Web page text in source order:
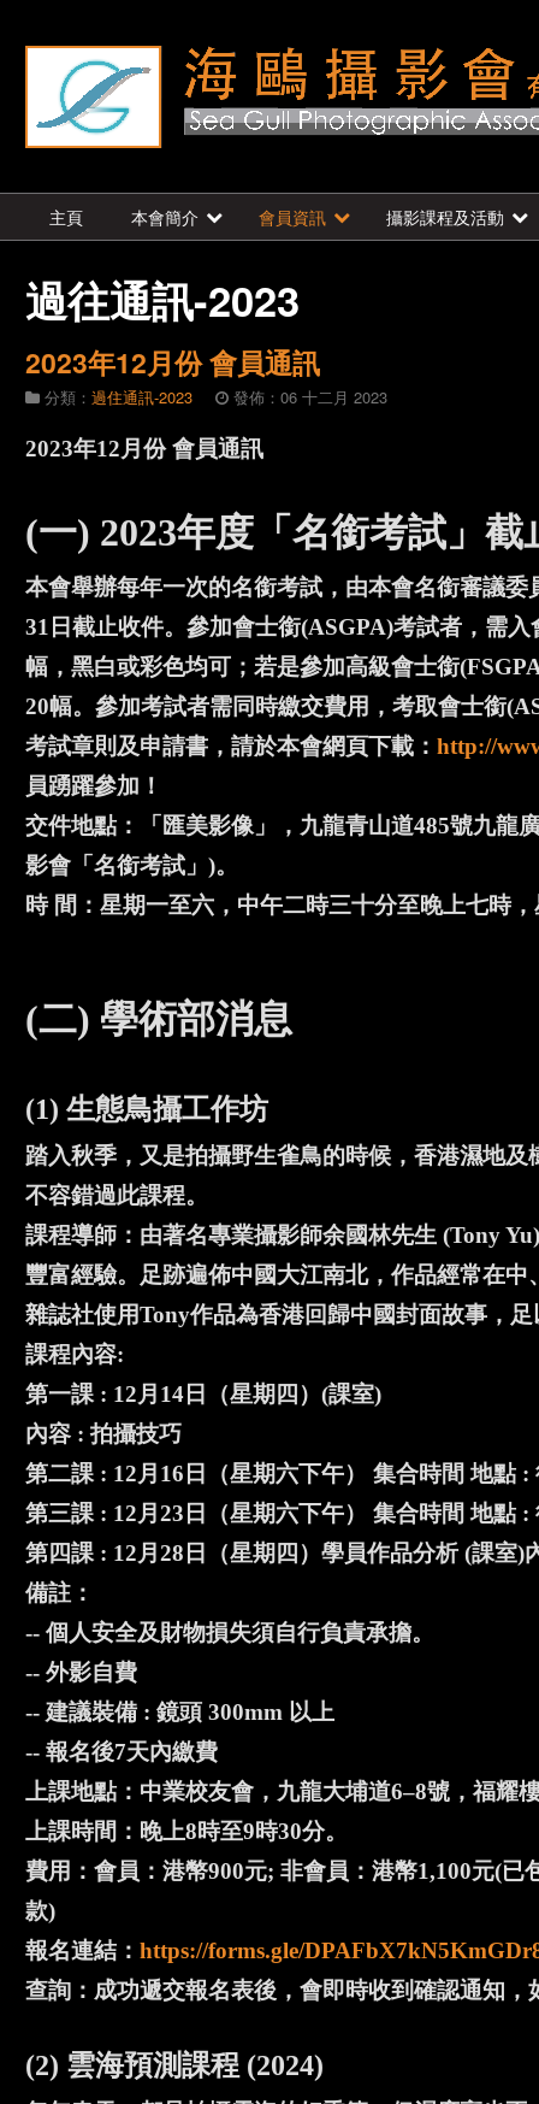
主頁 本會簡介 會員資訊 攝影課程及活動
過往通訊-2023
2023年12月份 會員通訊
分類： 過住通訊-2023 發佈：06 十二月 2023
2023年12月份 會員通訊
(一) 2023年度「名銜考試」截
本會舉辦每年一次的名銜考試，由本會名銜審議
31日截止收件。參加會士銜(ASGPA)考試者，需
幅，黑白或彩色均可；若是參加高級會士銜
20幅。參加考試者需同時繳交費用，考取會士銜
考試章則及申請書，請於本會網頁下載： http://
員踴躍參加！
交件地點：「匯美影像」，九龍青山道485號九龍
影會「名銜考試」)。
時 間：星期一至六，中午二時三十分至晚上七時
(二) 學術部消息
(1) 生態鳥攝工作坊
踏入秋季，又是拍攝野生雀鳥的時候，香港濕地
不容錯過此課程。
課程導師：由著名專業攝影師余國林先生 (Tony
豐富經驗。足跡遍佈中國大江南北，作品經常在
雜誌社使用Tony作品為香港回歸中國封面故事，
課程內容:
第一課 : 12月14日（星期四）(課室)
內容 : 拍攝技巧
第二課 : 12月16日（星期六下午） 集合時間 地點 :
第三課 : 12月23日（星期六下午） 集合時間 地點 :
第四課 : 12月28日（星期四）學員作品分析 (課室)
備註：
-- 個人安全及財物損失須自行負責承擔。
-- 外影自費
-- 建議裝備 : 鏡頭 300mm 以上
-- 報名後7天內繳費
上課地點：中業校友會，九龍大埔道6–8號，福耀
上課時間：晚上8時至9時30分。
費用：會員：港幣900元; 非會員：港幣1,100元(
款)
報名連結： https://forms.gle/
查詢：成功遞交報名表後，會即時收到確認通知
(2) 雲海預測課程 (2024)